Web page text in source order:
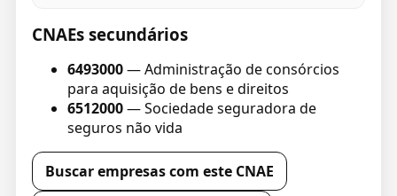
CNAEs secundários
6493000— Administração de consórcios
para aquisição de bens e direitos
6512000— Sociedade seguradora de
seguros não vida
Buscar empresas com este CNAE